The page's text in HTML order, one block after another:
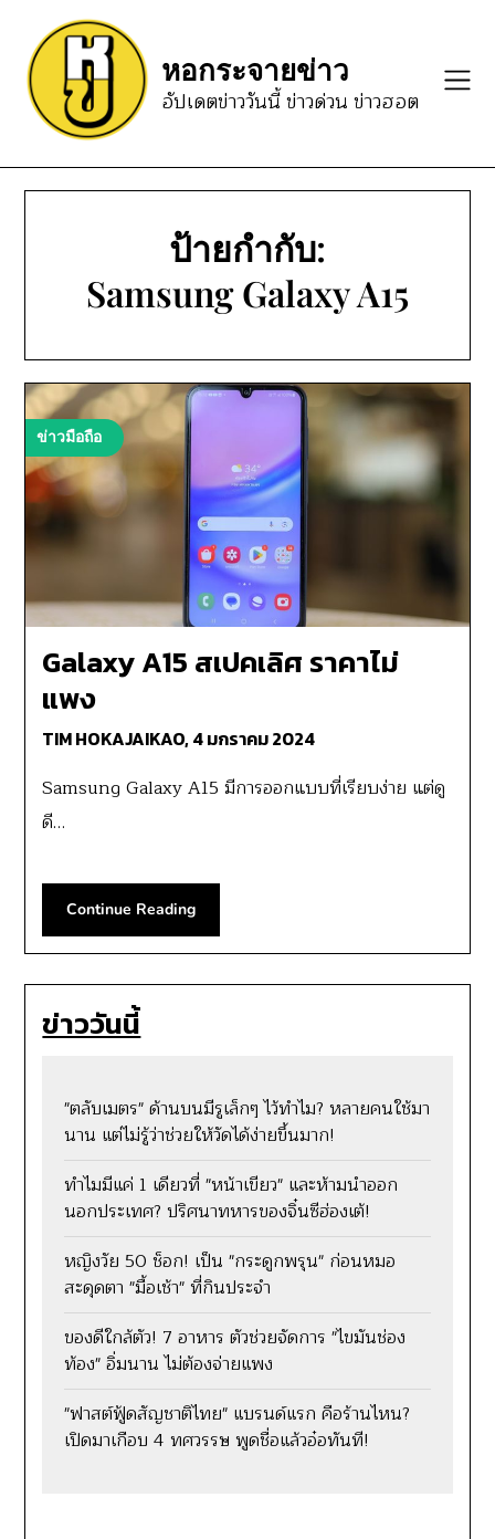
content
หอกระจายข่าว
อัปเดตข่าววันนี้ ข่าวด่วน ข่าวฮอต
ป้ายกำกับ:
Samsung Galaxy A15
ข่าวมือถือ
Galaxy A15 สเปคเลิศ ราคาไม่
แพง
TIM HOKAJAIKAO,4 มกราคม 2024
Samsung Galaxy A15 มีการออกแบบที่เรียบง่าย แต่ดู
ดี…
Continue Reading
ข่าววันนี้
"ตลับเมตร" ด้านบนมีรูเล็กๆ ไว้ทำไม? หลายคนใช้มา
นาน แต่ไม่รู้ว่าช่วยให้วัดได้ง่ายขึ้นมาก!
ทำไมมีแค่ 1 เดียวที่ "หน้าเขียว" และห้ามนำออก
นอกประเทศ? ปริศนาทหารของจิ๋นซีฮ่องเต้!
หญิงวัย 50 ช็อก! เป็น "กระดูกพรุน" ก่อนหมอ
สะดุดตา "มื้อเช้า" ที่กินประจำ
ของดีใกล้ตัว! 7 อาหาร ตัวช่วยจัดการ "ไขมันช่อง
ท้อง" อิ่มนาน ไม่ต้องจ่ายแพง
"ฟาสต์ฟู้ดสัญชาติไทย" แบรนด์แรก คือร้านไหน?
เปิดมาเกือบ 4 ทศวรรษ พูดชื่อแล้วอ๋อทันที!